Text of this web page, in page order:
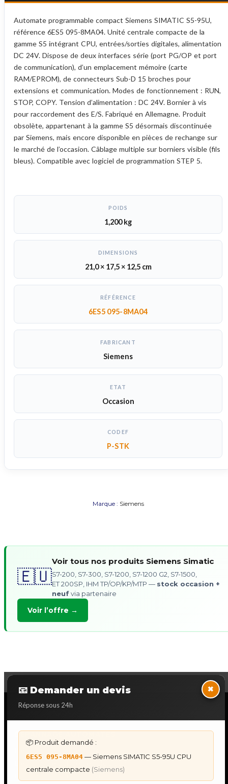
Automate programmable compact Siemens SIMATIC S5-95U,
référence 6ES5 095-8MA04. Unité centrale compacte de la
gamme S5 intégrant CPU, entrées/sorties digitales, alimentation
DC 24V. Dispose de deux interfaces série (port PG/OP et port
de communication), d’un emplacement mémoire (carte
RAM/EPROM), de connecteurs Sub-D 15 broches pour
extensions et communication. Modes de fonctionnement : RUN,
STOP, COPY. Tension d’alimentation : DC 24V. Bornier à vis
pour raccordement des E/S. Fabriqué en Allemagne. Produit
obsolète, appartenant à la gamme S5 désormais discontinuée
par Siemens, mais encore disponible en pièces de rechange sur
le marché de l’occasion. Câblage multiple sur borniers visible (fils
bleus). Compatible avec logiciel de programmation STEP 5.
POIDS
1,200 kg
DIMENSIONS
21,0 × 17,5 × 12,5 cm
RÉFÉRENCE
6ES5 095-8MA04
FABRICANT
Siemens
ETAT
Occasion
CODEF
P-STK
Marque : Siemens
🇪🇺
Voir tous nos produits Siemens Simatic
S7-200, S7-300, S7-1200, S7-1200 G2, S7-1500,
ET 200SP, IHM TP/OP/KP/MTP — stock occasion +
neufvia partenaire
Voir l’offre →
📧 Demander un devis
Réponse sous 24h
×
📦 Produit demandé :
6ES5 095-8MA04 — Siemens SIMATIC S5-95U CPU
centrale compacte (Siemens)
DÉPANNAGE AUTOMATES
Dépannage Omron Sysmac